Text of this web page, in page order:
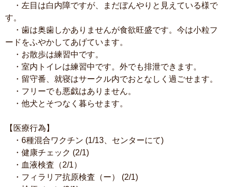
・左目は白内障ですが、まだぼんやりと見えている様で
す。
・歯は奥歯しかありませんが食欲旺盛です。今は小粒フ
ードをふやかしてあげています。
・お散歩は練習中です。
・室内トイレは練習中です。外でも排泄できます。
・留守番、就寝はサークル内でおとなしく過ごせます。
・フリーでも悪戯はありません。
・他犬とそつなく暮らせます。
【医療行為】
・6種混合ワクチン (1/13、センターにて)
・健康チェック (2/1)
・血液検査（2/1）
・フィラリア抗原検査（ー） (2/1)